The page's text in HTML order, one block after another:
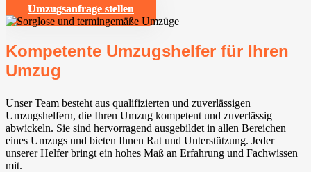
Umzugsanfrage stellen
Kompetente Umzugshelfer für Ihren
Umzug
Unser Team besteht aus qualifizierten und zuverlässigen
Umzugshelfern, die Ihren Umzug kompetent und zuverlässig
abwickeln. Sie sind hervorragend ausgebildet in allen Bereichen
eines Umzugs und bieten Ihnen Rat und Unterstützung. Jeder
unserer Helfer bringt ein hohes Maß an Erfahrung und Fachwissen
mit.